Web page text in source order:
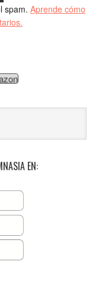
spam. Aprende cómo
EN: